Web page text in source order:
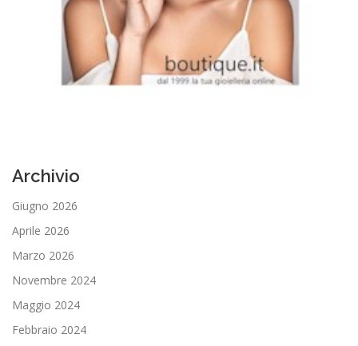
Archivio
Giugno 2026
Aprile 2026
Marzo 2026
Novembre 2024
Maggio 2024
Febbraio 2024